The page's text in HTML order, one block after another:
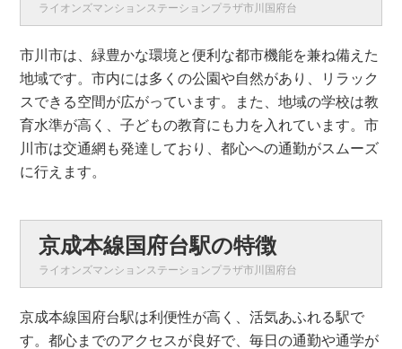
ライオンズマンションステーションプラザ市川国府台
市川市は、緑豊かな環境と便利な都市機能を兼ね備えた
地域です。市内には多くの公園や自然があり、リラック
スできる空間が広がっています。また、地域の学校は教
育水準が高く、子どもの教育にも力を入れています。市
川市は交通網も発達しており、都心への通勤がスムーズ
に行えます。
京成本線国府台駅の特徴
ライオンズマンションステーションプラザ市川国府台
京成本線国府台駅は利便性が高く、活気あふれる駅で
す。都心までのアクセスが良好で、毎日の通勤や通学が